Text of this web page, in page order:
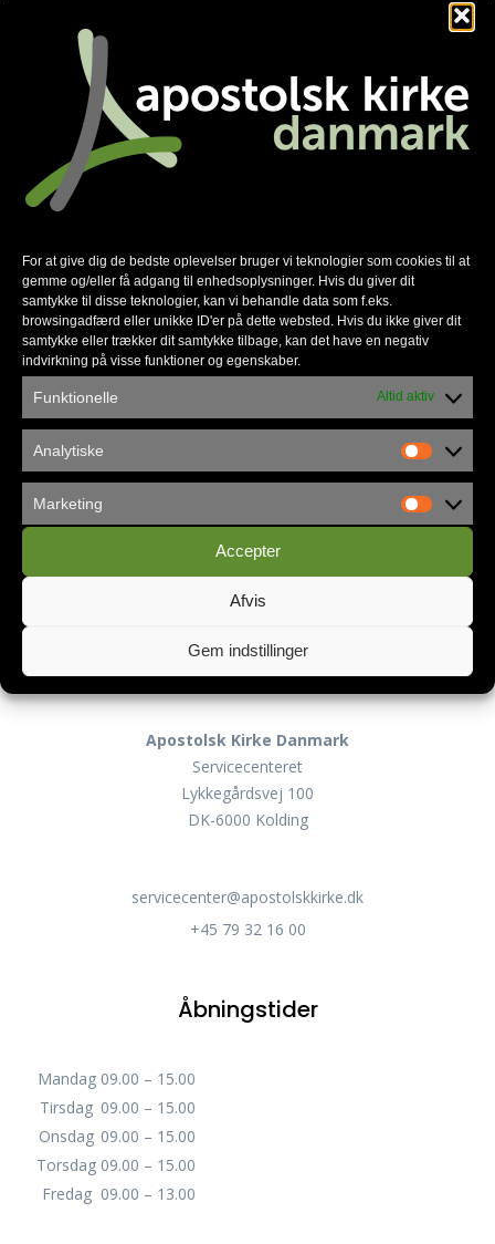
For at give dig de bedste oplevelser bruger vi teknologier som cookies til at
gemme og/eller få adgang til enhedsoplysninger. Hvis du giver dit
samtykke til disse teknologier, kan vi behandle data som f.eks.
browsingadfærd eller unikke ID'er på dette websted. Hvis du ikke giver dit
samtykke eller trækker dit samtykke tilbage, kan det have en negativ
indvirkning på visse funktioner og egenskaber.
Funktionelle Altid aktiv
Analytiske
Marketing
Accepter
Afvis
Gem indstillinger
anj@aabenkirke.dk
Facebook
Nyhedsmail
*skal udfyldes
E-mail*
Privatlivspolitik
Kontakt
Apostolsk Kirke Danmark
Servicecenteret
Lykkegårdsvej 100
DK-6000 Kolding
servicecenter@apostolskkirke.dk
+45 79 32 16 00
Åbningstider
Mandag 09.00 – 15.00
Tirsdag 09.00 – 15.00
Onsdag 09.00 – 15.00
Torsdag 09.00 – 15.00
Fredag 09.00 – 13.00